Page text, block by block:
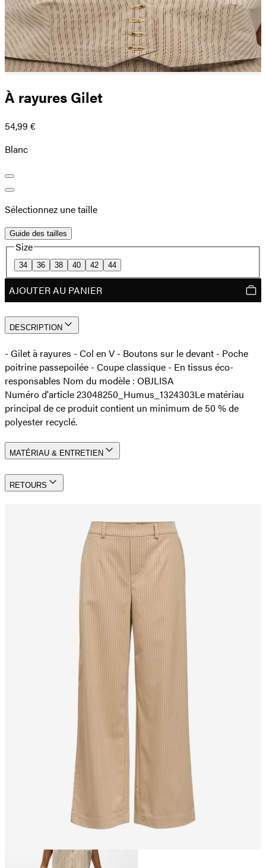
À rayures Gilet
54,99 €
Blanc
Sélectionnez une taille
Guide des tailles
Size
34 36 38 40 42 44
AJOUTER AU PANIER
DESCRIPTION
- Gilet à rayures - Col en V - Boutons sur le devant - Poche
poitrine passepoilée - Coupe classique - En tissus éco-
responsables Nom du modèle : OBJLISA
Numéro d'article 23048250_Humus_1324303Le matériau
principal de ce produit contient un minimum de 50 % de
polyester recyclé.
MATÉRIAU & ENTRETIEN
RETOURS